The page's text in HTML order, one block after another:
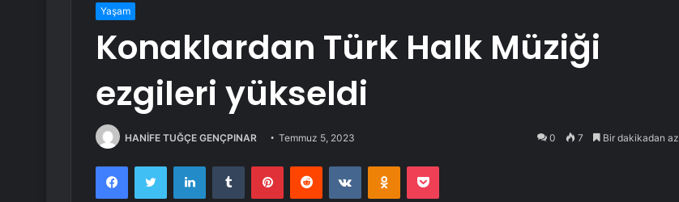
Yaşam
Konaklardan Türk Halk Müziği
ezgileri yükseldi
HANİFE TUĞÇE GENÇPINAR Temmuz 5, 2023 0 7 Bir dakikadan az
FacebookTwitter LinkedInTumblr PinterestReddit VKontakteOdnoklassniki
Pocket